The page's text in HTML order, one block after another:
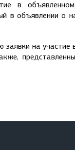
в
в объявлении о
на участие